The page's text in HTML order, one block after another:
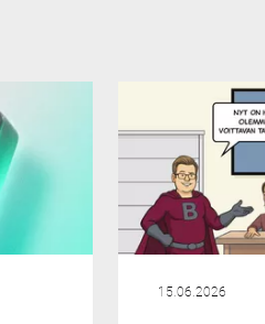
15.06.2026